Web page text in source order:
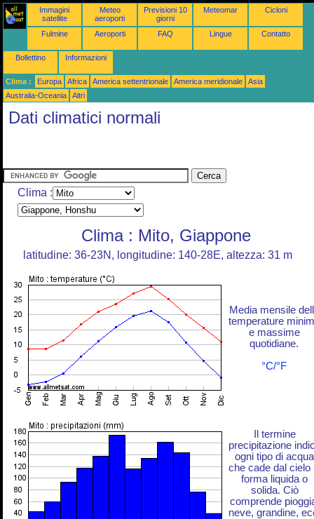
Immagini
satellite
Meteo
aeroporti
Previsioni 10
giorni
Meteomar Cicloni
Fulmine Aeroporti FAQ Lingue Contatto
Bollettino Informazioni
Clima : Europa Africa America settentrionale America meridionale
Asia
Australia-Oceania
Altri
Dati climatici normali
Clima :
Clima : Mito, Giappone
latitudine: 36-23N, longitudine: 140-28E, altezza: 31 m
Media mensile
temperature
e massime
quotidiane.
°C/°F
Il termine
precipitazione
ogni tipo di acqua
che cade dal cielo
forma liquida o
solida. Ciò
comprende
neve, grandine,